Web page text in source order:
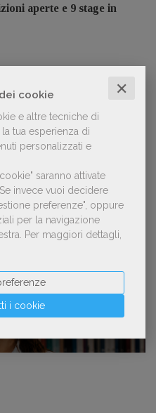
cookie ✕
e altre tecniche di
tua esperienza di
personalizzati e
saranno attivate
Se invece vuoi decidere
preferenze", oppure
per la navigazione
Per maggiori dettagli,
i cookie
aperte e 9 stage in
prospettiva
dei testi ricevuti per
valore aggiunto
Musmeci, product